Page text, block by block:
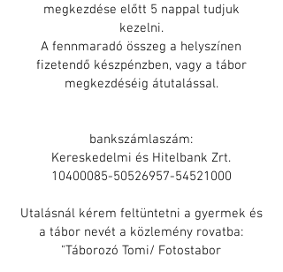
megkezdése előtt 5 nappal tudjuk
kezelni.
A fennmaradó összeg a helyszínen
fizetendő készpénzben, vagy a tábor
megkezdéséig átutalással.
bankszámlaszám:
Kereskedelmi és Hitelbank Zrt.
10400085-50526957-54521000
Utalásnál kérem feltüntetni a gyermek és
a tábor nevét a közlemény rovatba:
"Táborozó Tomi/ Fotostabor